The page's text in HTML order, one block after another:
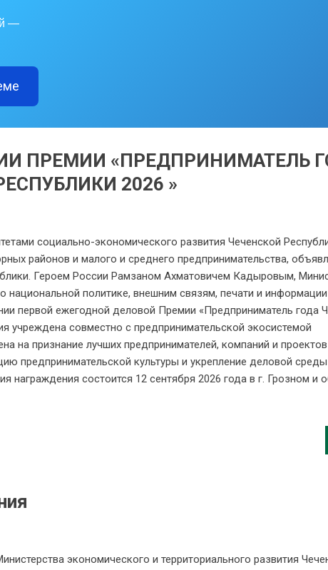
—
ПРЕMИИ «ПРЕДПРИНИМАТЕЛЬ
2026 »
социально-экономического развития Чеченской
районов и малого и среднего предпринимательства,
Героем России Рамзаном Ахматовичем Кадыровым,
национальной политике, внешним связям, печати и информации
первой ежегодной деловой Премии «Предприниматель года
учреждена совместно с предпринимательской экосистемой
на признание лучших предпринимателей, компаний и проектов
предпринимательской культуры и укрепление деловой среды
награждения состоится 12 сентября 2026 года в г. Грозном и
экономического и территориального развития